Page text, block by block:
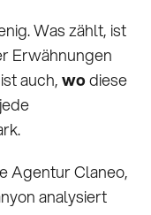
Was zählt, ist
Erwähnungen
auch,wodiese
Agentur Claneo,
analysiert